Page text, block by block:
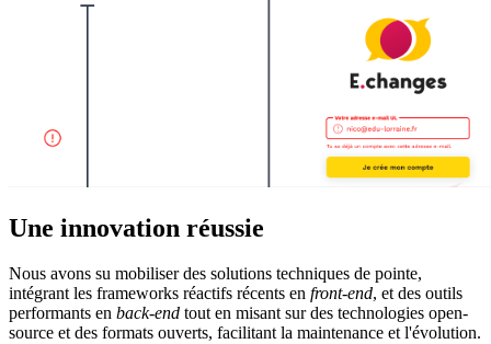
Une innovation réussie
Nous avons su mobiliser des solutions techniques de pointe,
intégrant les frameworks réactifs récents en front-end, et des outils
performants en back-end tout en misant sur des technologies open-
source et des formats ouverts, facilitant la maintenance et l'évolution.